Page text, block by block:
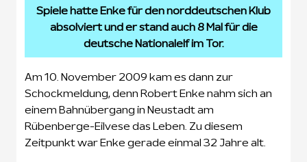
Spiele hatte Enke für den norddeutschen Klub
absolviert und er stand auch 8 Mal für die
deutsche Nationalelf im Tor.
Am 10. November 2009 kam es dann zur
Schockmeldung, denn Robert Enke nahm sich an
einem Bahnübergang in Neustadt am
Rübenberge-Eilvese das Leben. Zu diesem
Zeitpunkt war Enke gerade einmal 32 Jahre alt.